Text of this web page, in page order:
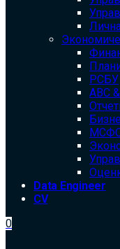
РСБУ
ABC
Data Engineer
CV
0